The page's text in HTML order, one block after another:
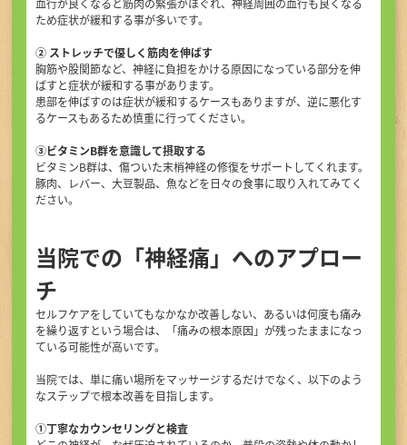
血行が良くなると筋肉の緊張がほぐれ、神経周囲の血行も良くなる
ため症状が緩和する事が多いです。
② ストレッチで優しく筋肉を伸ばす
胸筋や股関節など、神経に負担をかける原因になっている部分を伸
ばすと症状が緩和する事があります。
患部を伸ばすのは症状が緩和するケースもありますが、逆に悪化す
るケースもあるため慎重に行ってください。
③ビタミンB群を意識して摂取する
ビタミンB群は、傷ついた末梢神経の修復をサポートしてくれます。
豚肉、レバー、大豆製品、魚などを日々の食事に取り入れてみてく
ださい。
当院での「神経痛」へのアプロー
チ
セルフケアをしていてもなかなか改善しない、あるいは何度も痛み
を繰り返すという場合は、「痛みの根本原因」が残ったままになっ
ている可能性が高いです。
当院では、単に痛い場所をマッサージするだけでなく、以下のよう
なステップで根本改善を目指します。
①丁寧なカウンセリングと検査